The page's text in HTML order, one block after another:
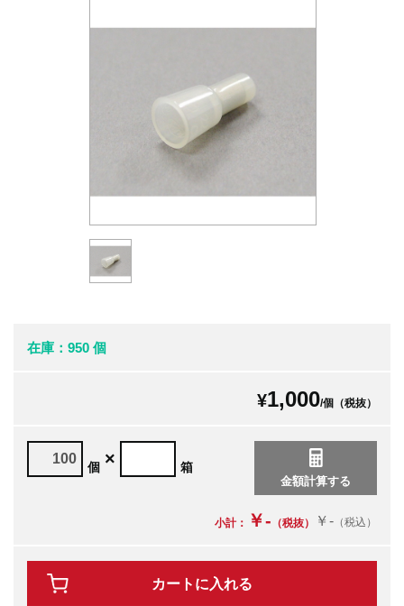
在庫：950 個
¥1,000/個（税抜）
個 × 箱
小計： ￥- （税抜） ￥- （税込）
カートに入れる